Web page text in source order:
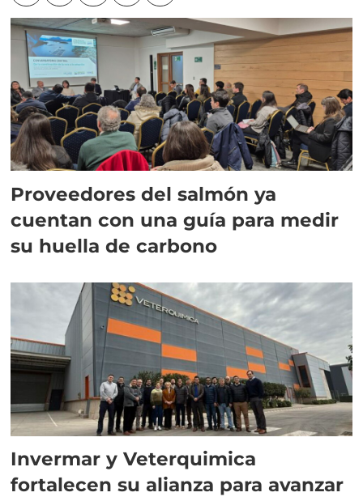
Proveedores del salmón ya
cuentan con una guía para medir
su huella de carbono
Invermar y Veterquimica
fortalecen su alianza para avanzar